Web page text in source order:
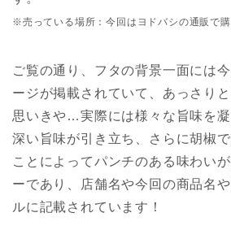
※売っている場所：今回はヨドバシの通販で購
ご覧の通り、フタの背景一面には
ージが掲載されていて、あっさり
思いきや…実際には様々な旨味を
深い旨味が引き立ち、さらに胡椒
ことによってパンチのある味わい
ーであり、店舗名や今回の商品名
ルに記載されています！